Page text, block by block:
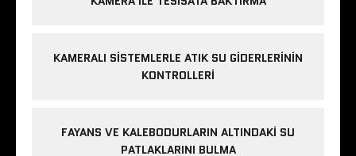
KAMERALI SISTEMLERLE ATIK SU GIDERLERININ
KONTROLLERI
FAYANS VE KALEBODURLARIN ALTINDAKI SU
PATLAKLARINI BULMA